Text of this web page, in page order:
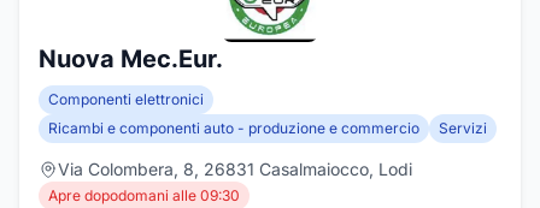
Nuova Mec.Eur.
Componenti elettronici
Ricambi e componenti auto - produzione e commercio
Servizi
Via Colombera, 8, 26831 Casalmaiocco, Lodi
Apre dopodomani alle 09:30